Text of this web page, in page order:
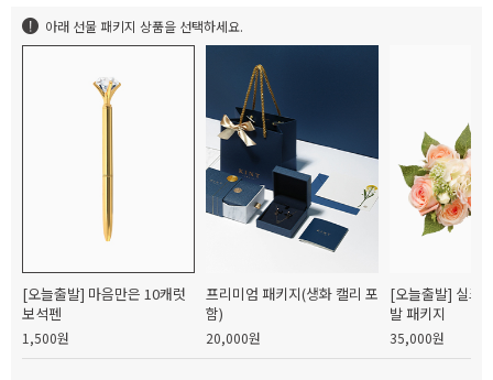
아래 선물 패키지 상품을 선택하세요.
[오늘출발] 마음만은 10캐럿
보석펜
1,500원
프리미엄 패키지(생화 캘리 포
함)
20,000원
[오늘출발] 실크
발 패키지
35,000원